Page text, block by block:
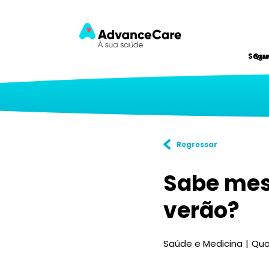
Regressar
Sabe
verão?
Saúde e Medicina